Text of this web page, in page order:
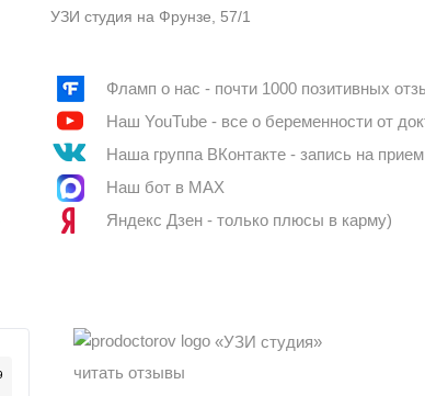
УЗИ студия на Фрунзе, 57/1
Фламп о нас - почти 1000 позитивных
Наш YouTube - все о беременности от
Наша группа ВКонтакте - запись на
Наш бот в MAX
Яндекс Дзен - только плюсы в карму)
«УЗИ студия»
читать отзывы